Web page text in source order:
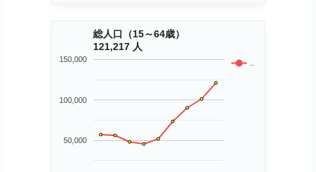
総人口（15～64歳）
121,217 人
..
50,000
100,000
150,000